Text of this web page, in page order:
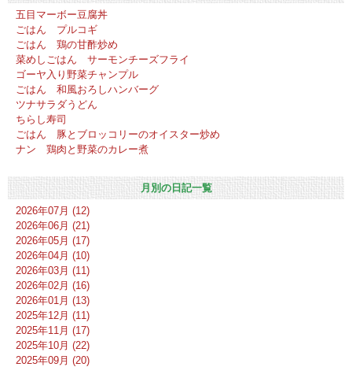
五目マーボー豆腐丼
ごはん プルコギ
ごはん 鶏の甘酢炒め
菜めしごはん サーモンチーズフライ
ゴーヤ入り野菜チャンプル
ごはん 和風おろしハンバーグ
ツナサラダうどん
ちらし寿司
ごはん 豚とブロッコリーのオイスター炒め
ナン 鶏肉と野菜のカレー煮
月別の日記一覧
2026年07月 (12)
2026年06月 (21)
2026年05月 (17)
2026年04月 (10)
2026年03月 (11)
2026年02月 (16)
2026年01月 (13)
2025年12月 (11)
2025年11月 (17)
2025年10月 (22)
2025年09月 (20)